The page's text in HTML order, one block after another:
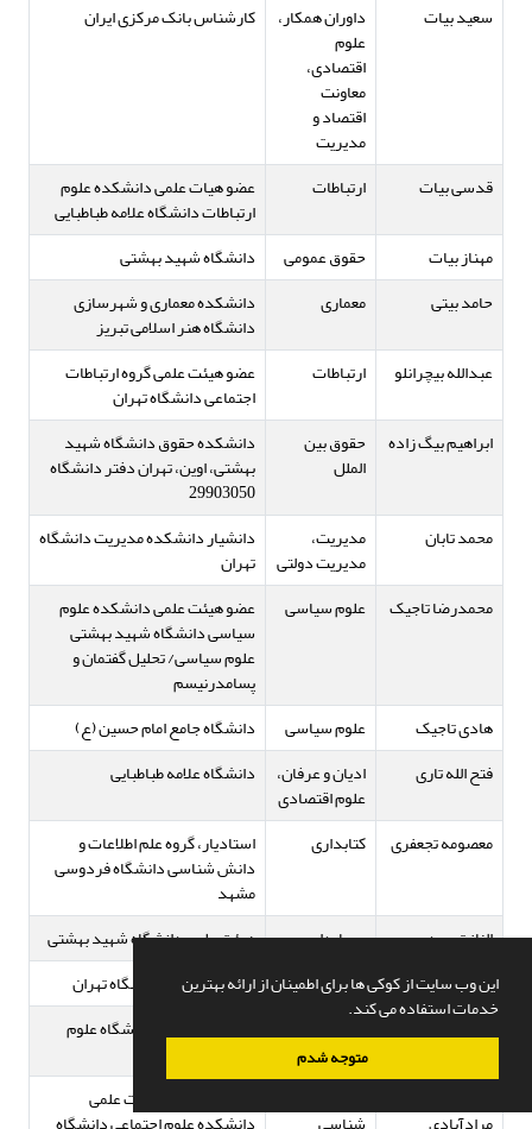
این وب سایت از کوکی ها برای اطمینان از ارائه بهترین
خدمات استفاده می کند.
متوجه شدم
سعید بیات
داوران همکار،
علوم
اقتصادی،
معاونت
اقتصاد و
مدیریت
کارشناس بانک مرکزی ایران
قدسی بیات ارتباطات عضو هیات علمی دانشکده علوم
ارتباطات دانشگاه علامه طباطبایی
مهناز بیات
حقوق عمومی
دانشگاه شهید بهشتی
حامد بیتی
معماری دانشکده معماری و شهرسازی
دانشگاه هنر اسلامی تبریز
عبدالله بیچرانلو
ارتباطات عضو هیئت علمی گروه ارتباطات
اجتماعی دانشگاه تهران
ابراهیم بیگ زاده
حقوق بین
الملل
دانشکده حقوق دانشگاه شهید
بهشتی، اوین، تهران دفتر دانشگاه
29903050
محمد تابان
مدیریت،
مدیریت دولتی
دانشیار دانشکده مدیریت دانشگاه
تهران
محمدرضا تاجیک
علوم سیاسی عضو هیئت علمی دانشکده علوم
سیاسی دانشگاه شهید بهشتی
علوم سیاسی/ تحلیل گفتمان و
پسامدرنیسم
هادی تاجیک
علوم سیاسی
دانشگاه جامع امام حسین (ع)
فتح الله تاری
ادیان و عرفان،
علوم اقتصادی
دانشگاه علامه طباطبایی
معصومه تجعفری کتابداری استادیار، گروه علم اطلاعات و
دانش شناسی دانشگاه فردوسی
مشهد
الناز تجویدی
حسابداری
هیئت علمی دانشگاه شهید بهشتی
محمدرضا تخشید
علوم سیاسی
روابط بین الملل دانشگاه تهران
یوسف ترابی
علوم سیاسی عضو هیات علمی دانشگاه علوم
استادیار و عضو هیات علمی